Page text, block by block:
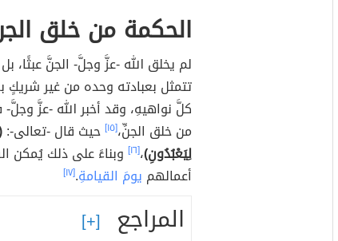
الحكمة من خلق
لم يخلق الله -عزَّ وجلَّ- الجنَّ
تتمثل بعبادته وحده من غير شريكٍ
كلَّ نواهيهِ، وقد أخبر الله -عزَّ
من خلق الجنِّ،[١٥] حيث قال -تعالى-:
لِيَعْبُدُونِ)،[١٦]
وبناءً على ذلك يُمكن
أعمالهم يومَ القيامةِ.[١٧]
المراجع